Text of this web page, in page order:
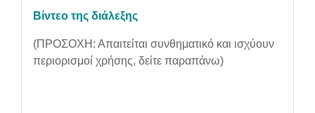
Βίντεο της διάλεξης
(ΠΡΟΣΟΧΗ: Απαιτείται συνθηματικό και ισχύουν
περιορισμοί χρήσης, δείτε παραπάνω)